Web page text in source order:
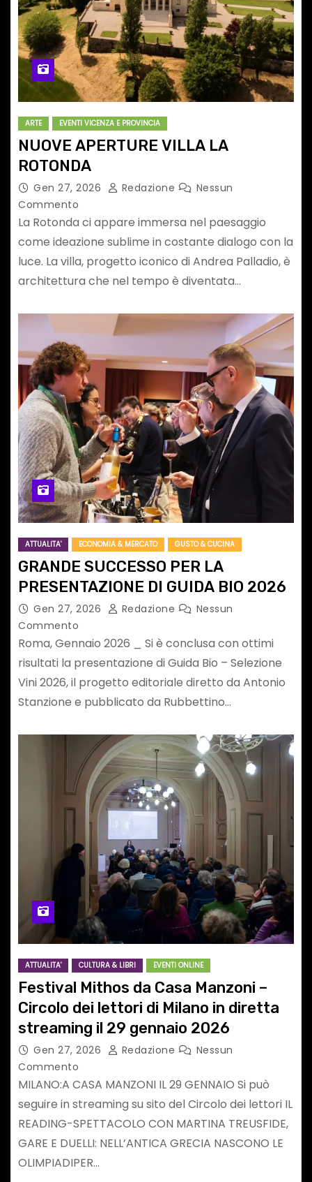
ARTE EVENTI VICENZA E PROVINCIA
NUOVE APERTURE VILLA LA
ROTONDA
Gen 27, 2026 Redazione
Nessun
Commento
La Rotonda ci appare immersa nel paesaggio
come ideazione sublime in costante dialogo con la
luce. La villa, progetto iconico di Andrea Palladio, è
architettura che nel tempo è diventata…
ATTUALITA' ECONOMIA & MERCATO GUSTO & CUCINA
GRANDE SUCCESSO PER LA
PRESENTAZIONE DI GUIDA BIO 2026
Gen 27, 2026 Redazione
Nessun
Commento
Roma, Gennaio 2026 _ Si è conclusa con ottimi
risultati la presentazione di Guida Bio – Selezione
Vini 2026, il progetto editoriale diretto da Antonio
Stanzione e pubblicato da Rubbettino…
ATTUALITA' CULTURA & LIBRI EVENTI ONLINE
Festival Mithos da Casa Manzoni –
Circolo dei lettori di Milano in diretta
streaming il 29 gennaio 2026
Gen 27, 2026 Redazione
Nessun
Commento
MILANO:A CASA MANZONI IL 29 GENNAIO Si può
seguire in streaming su sito del Circolo dei lettori IL
READING-SPETTACOLO CON MARTINA TREUSFIDE,
GARE E DUELLI: NELL’ANTICA GRECIA NASCONO LE
OLIMPIADIPER…